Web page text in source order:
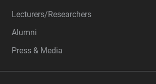
Lecturers/Researchers
Alumni
Press & Media